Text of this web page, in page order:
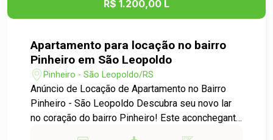
R$ 1.200,00 L
Apartamento para locação no bairro
Pinheiro em São Leopoldo
Pinheiro - São Leopoldo/RS
Anúncio de Locação de Apartamento no Bairro
Pinheiro - São Leopoldo Descubra seu novo lar
no coração do bairro Pinheiro! Este aconchegante